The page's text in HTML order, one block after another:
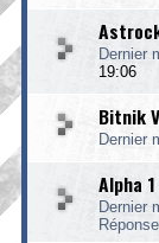
Dernier
19:06
Bitnik
Dernier
Alpha 1
Dernier